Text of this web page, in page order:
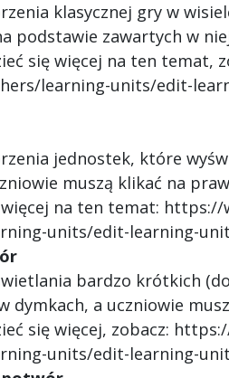
klasycznej gry w
podstawie zawartych w
się więcej na ten temat,
learning-units/edit-
jednostek, które
muszą klikać na
na ten temat:
units/edit-learning-
bardzo krótkich
dymkach, a uczniowie
się więcej, zobacz:
units/edit-learning-